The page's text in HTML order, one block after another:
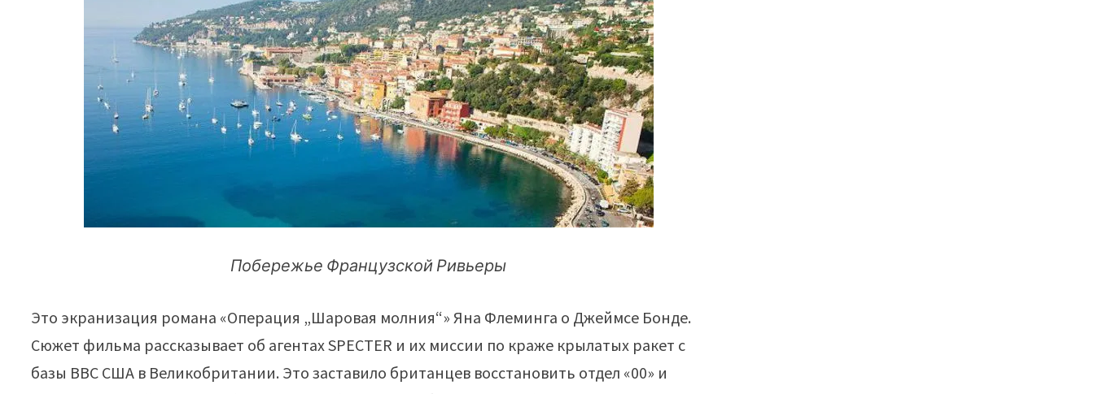
Побережье Французской Ривьеры
Это экранизация романа «Операция „Шаровая молния“» Яна Флеминга о Джеймсе Бонде.
Сюжет фильма рассказывает об агентах SPECTER и их миссии по краже крылатых ракет с
базы ВВС США в Великобритании. Это заставило британцев восстановить отдел «00» и